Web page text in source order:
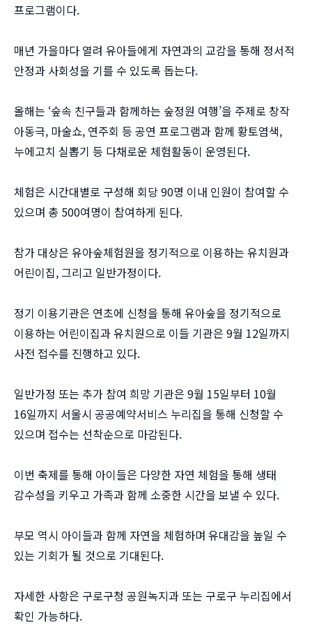
프로그램이다.
매년 가을마다 열려 유아들에게 자연과의 교감을 통해 정서적
안정과 사회성을 기를 수 있도록 돕는다.
올해는 ‘숲속 친구들과 함께하는 숲정원 여행’을 주제로 창작
아동극, 마술쇼, 연주회 등 공연 프로그램과 함께 황토염색,
누에고치 실뽑기 등 다채로운 체험활동이 운영된다.
체험은 시간대별로 구성해 회당 90명 이내 인원이 참여할 수
있으며 총 500여명이 참여하게 된다.
참가 대상은 유아숲체험원을 정기적으로 이용하는 유치원과
어린이집, 그리고 일반가정이다.
정기 이용기관은 연초에 신청을 통해 유아숲을 정기적으로
이용하는 어린이집과 유치원으로 이들 기관은 9월 12일까지
사전 접수를 진행하고 있다.
일반가정 또는 추가 참여 희망 기관은 9월 15일부터 10월
16일까지 서울시 공공예약서비스 누리집을 통해 신청할 수
있으며 접수는 선착순으로 마감된다.
이번 축제를 통해 아이들은 다양한 자연 체험을 통해 생태
감수성을 키우고 가족과 함께 소중한 시간을 보낼 수 있다.
부모 역시 아이들과 함께 자연을 체험하며 유대감을 높일 수
있는 기회가 될 것으로 기대된다.
자세한 사항은 구로구청 공원녹지과 또는 구로구 누리집에서
확인 가능하다.